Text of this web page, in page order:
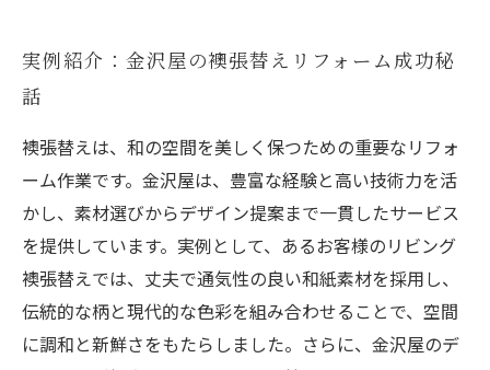
実例紹介：金沢屋の襖張替えリフォーム成功秘
話
襖張替えは、和の空間を美しく保つための重要なリフォ
ーム作業です。金沢屋は、豊富な経験と高い技術力を活
かし、素材選びからデザイン提案まで一貫したサービス
を提供しています。実例として、あるお客様のリビング
襖張替えでは、丈夫で通気性の良い和紙素材を採用し、
伝統的な柄と現代的な色彩を組み合わせることで、空間
に調和と新鮮さをもたらしました。さらに、金沢屋のデ